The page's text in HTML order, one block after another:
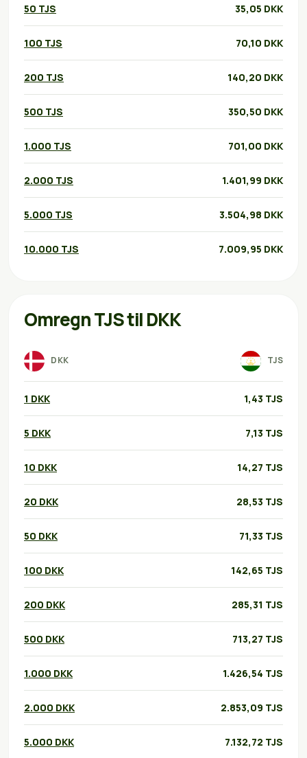
50 TJS 35,05 DKK
100 TJS 70,10 DKK
200 TJS 140,20 DKK
500 TJS 350,50 DKK
1.000 TJS 701,00 DKK
2.000 TJS 1.401,99 DKK
5.000 TJS 3.504,98 DKK
10.000 TJS 7.009,95 DKK
Omregn TJS til DKK
DKK TJS
1 DKK 1,43 TJS
5 DKK 7,13 TJS
10 DKK 14,27 TJS
20 DKK 28,53 TJS
50 DKK 71,33 TJS
100 DKK 142,65 TJS
200 DKK 285,31 TJS
500 DKK 713,27 TJS
1.000 DKK 1.426,54 TJS
2.000 DKK 2.853,09 TJS
5.000 DKK 7.132,72 TJS